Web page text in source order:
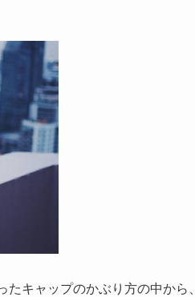
たキャップのかぶり方の中から